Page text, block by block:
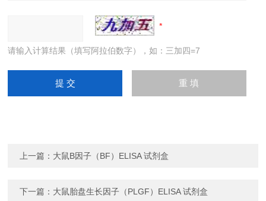
请输入计算结果（填写阿拉伯数字），如：三加四=7
上一篇： 大鼠B因子（BF）ELISA 试剂盒
下一篇： 大鼠胎盘生长因子（PLGF）ELISA 试剂盒